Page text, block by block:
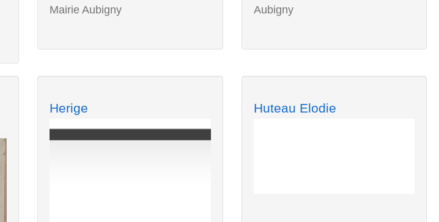
Mairie Aubigny Aubigny
Herige Huteau Elodie